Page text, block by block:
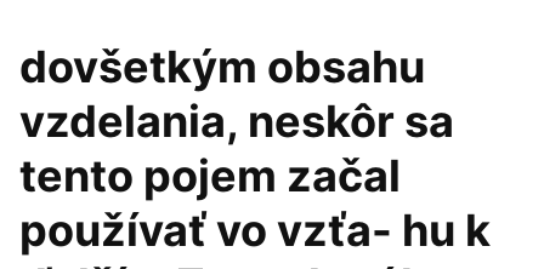
dovšetkým obsahu
vzdelania, neskôr sa
tento pojem začal
používať vo vzťa- hu k